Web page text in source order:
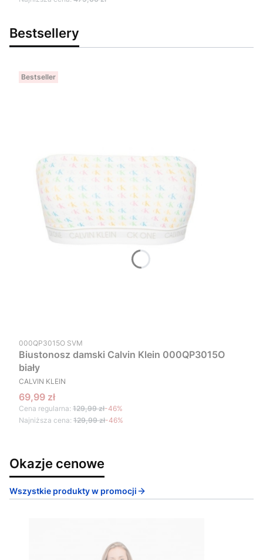
Bestsellery
Bestseller
Kod produktu
000QP3015O SVM
Biustonosz damski Calvin Klein 000QP3015O
biały
PRODUCENT
CALVIN KLEIN
Cena promocyjna
69,99 zł
Cena regularna: 129,99 zł-46%
Najniższa cena: 129,99 zł-46%
Okazje cenowe
Wszystkie produkty w promocji